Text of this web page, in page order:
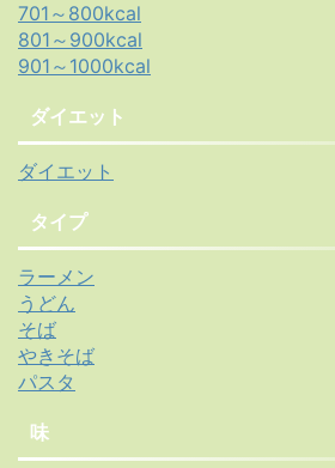
701～800kcal
801～900kcal
901～1000kcal
ダイエット
ダイエット
タイプ
ラーメン
うどん
そば
やきそば
パスタ
味